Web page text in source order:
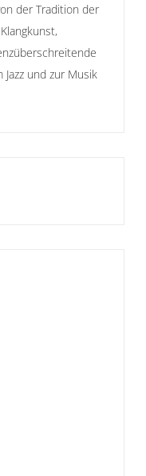
der Tradition der
und zur Musik